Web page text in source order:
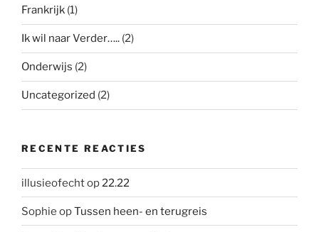
Frankrijk (1)
Ik wil naar Verder….. (2)
Onderwijs (2)
Uncategorized (2)
RECENTE REACTIES
illusieofechtop22.22
Sophie opTussen heen- en terugreis